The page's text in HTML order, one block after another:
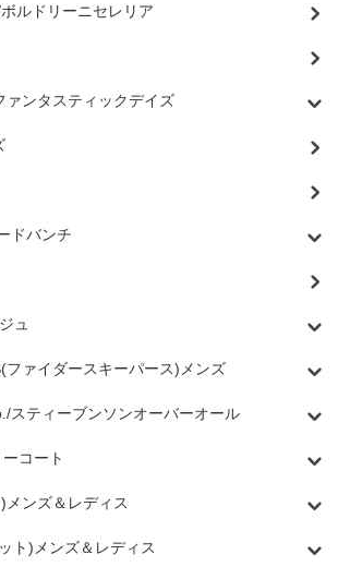
ルドリーニセレリア
ァンタスティックデイズ
ドバンチ
ュ
ファイダースキーパース)メンズ
スティーブンソンオーバーオール
コート
ンズ＆レディス
ト)メンズ＆レディス